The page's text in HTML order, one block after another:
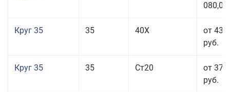
080,00
Круг 35 35 40Х
от 43
руб.
Круг 35 35 Ст20
от 37
руб.